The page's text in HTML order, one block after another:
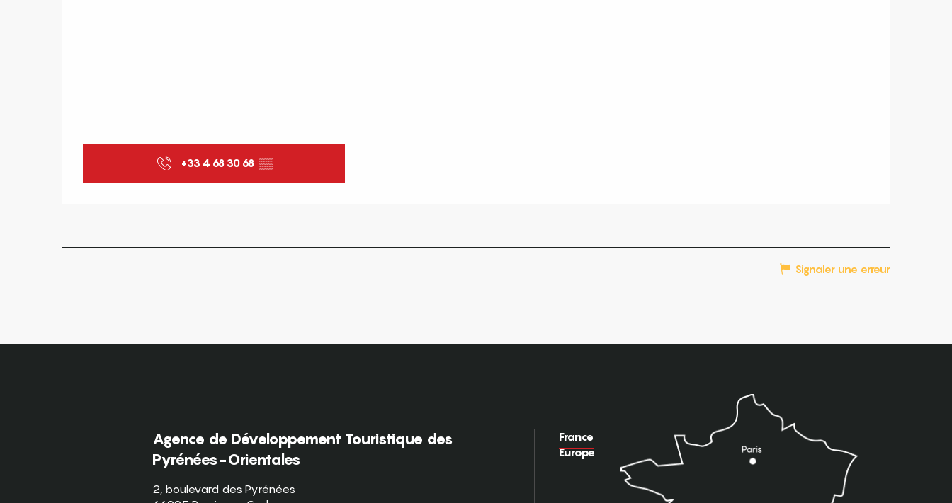
+33 4 68 30 68 ▒▒
Signaler une erreur
Agence de Développement Touristique des
Pyrénées-Orientales
2, boulevard des Pyrénées
France
Europe